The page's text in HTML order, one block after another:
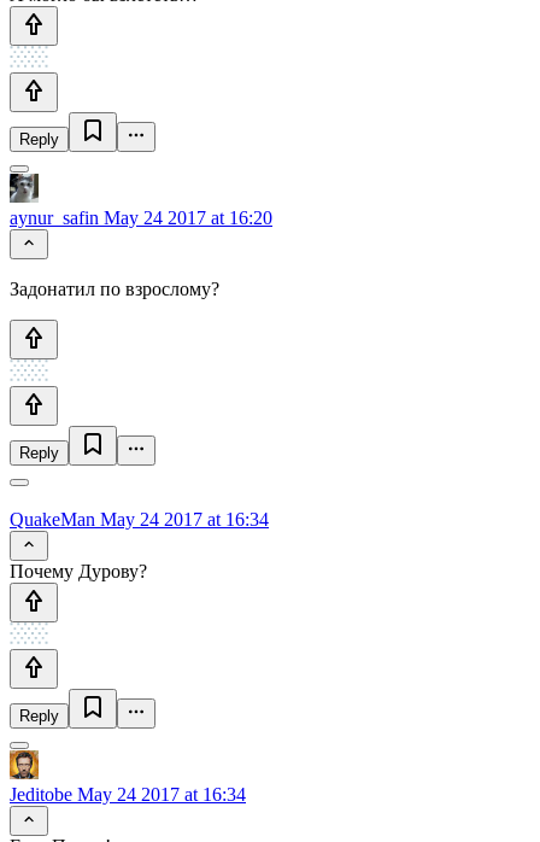
Reply
aynur_safin May 24 2017 at 16:20
Задонатил по взрослому?
Reply
QuakeMan May 24 2017 at 16:34
Почему Дурову?
Reply
Jeditobe May 24 2017 at 16:34